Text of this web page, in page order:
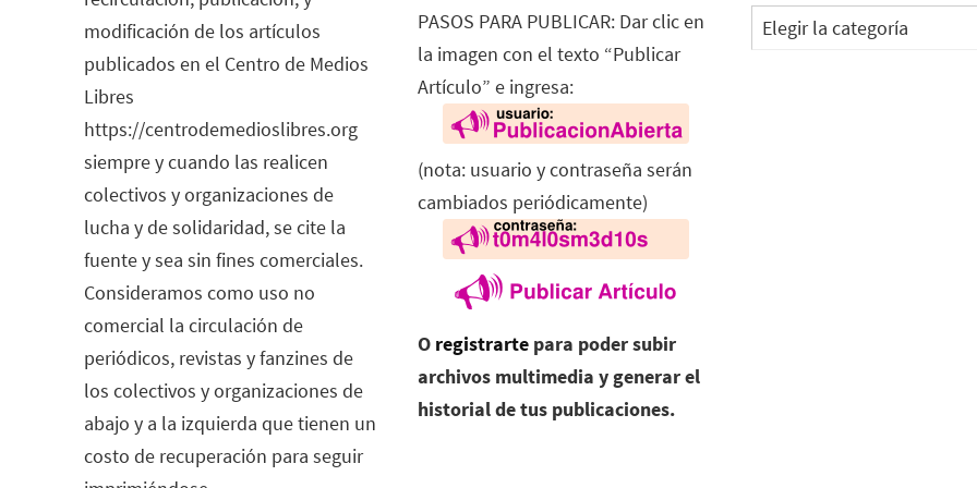
modificación de los artículos
publicados en el Centro de Medios
Libres
https://centrodemedioslibres.org
siempre y cuando las realicen
colectivos y organizaciones de
lucha y de solidaridad, se cite la
fuente y sea sin fines comerciales.
Consideramos como uso no
comercial la circulación de
periódicos, revistas y fanzines de
los colectivos y organizaciones de
abajo y a la izquierda que tienen un
costo de recuperación para seguir
PASOS PARA PUBLICAR: Dar clic en
la imagen con el texto “Publicar
Artículo” e ingresa:
(nota: usuario y contraseña serán
cambiados periódicamente)
O registrarte para poder subir
archivos multimedia y generar el
historial de tus publicaciones.
Categorías